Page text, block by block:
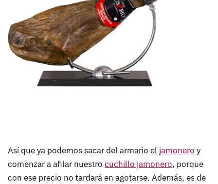
Así que ya podemos sacar del armario el jamonero y
comenzar a afilar nuestro cuchillo jamonero, porque
con ese precio no tardará en agotarse. Además, es de